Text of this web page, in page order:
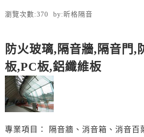
瀏覽次數:370 by: 昕格隔音
防火玻璃,隔音牆,隔音門,
板,PC板,鋁纖維板
專業項目： 隔音牆、消音箱、消音百